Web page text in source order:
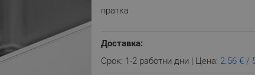
пратка
Доставка:
Срок: 1-2 работни дни | Цена: 2.56 € /